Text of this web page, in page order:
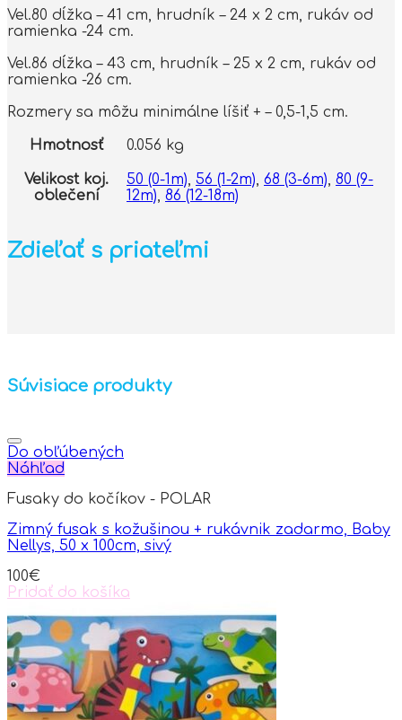
Vel.80 dĺžka – 41 cm, hrudník – 24 x 2 cm, rukáv od
ramienka -24 cm.
Vel.86 dĺžka – 43 cm, hrudník – 25 x 2 cm, rukáv od
ramienka -26 cm.
Rozmery sa môžu minimálne líšiť + – 0,5-1,5 cm.
Hmotnosť 0.056 kg
Velikost koj.
oblečení
50 (0-1m), 56 (1-2m), 68 (3-6m), 80 (9-
12m), 86 (12-18m)
Zdieľať s priateľmi
Súvisiace produkty
Do obľúbených
Náhľad
Fusaky do kočíkov - POLAR
Zimný fusak s kožušinou + rukávnik zadarmo, Baby
Nellys, 50 x 100cm, sivý
100€
Pridať do košíka